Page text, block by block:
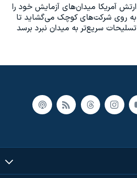
ارتش آمریکا میدان‌های آزمایش خود را
به روی شرکت‌های کوچک می‌گشاید تا
تسلیحات سریع‌تر به میدان نبرد برسد